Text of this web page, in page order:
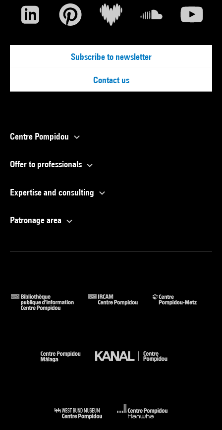
Subscribe to newsletter
Contact us
Centre Pompidou
Offer to professionals
Expertise and consulting
Patronage area